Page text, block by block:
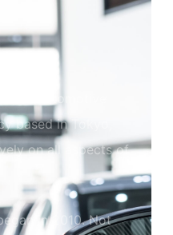
an Automotive
based in Tokyo,
on all aspects of
in 2010. Not